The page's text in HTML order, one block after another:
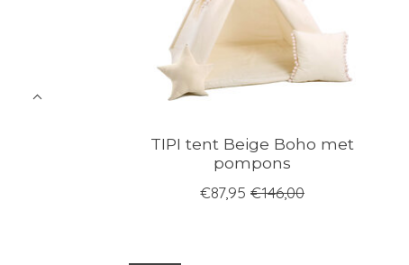
TIPI tent Beige Boho met
pompons
€87,95 €146,00